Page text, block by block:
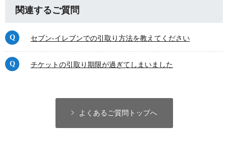
関連するご質問
セブン-イレブンでの引取り方法を教えてください
チケットの引取り期限が過ぎてしまいました
よくあるご質問トップへ